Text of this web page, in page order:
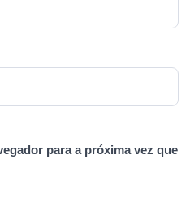
para a próxima vez que